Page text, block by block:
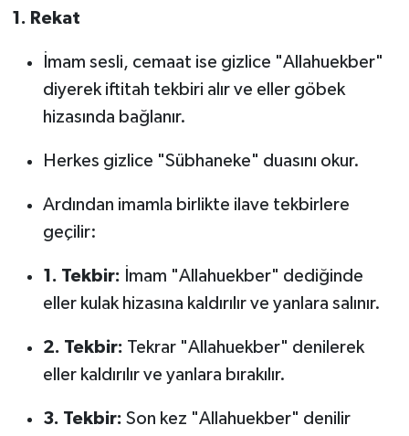
1. Rekat
İmam sesli, cemaat ise gizlice "Allahuekber"
diyerek iftitah tekbiri alır ve eller göbek
hizasında bağlanır.
Herkes gizlice "Sübhaneke" duasını okur.
Ardından imamla birlikte ilave tekbirlere
geçilir:
1. Tekbir: İmam "Allahuekber" dediğinde
eller kulak hizasına kaldırılır ve yanlara salınır.
2. Tekbir: Tekrar "Allahuekber" denilerek
eller kaldırılır ve yanlara bırakılır.
3. Tekbir: Son kez "Allahuekber" denilir